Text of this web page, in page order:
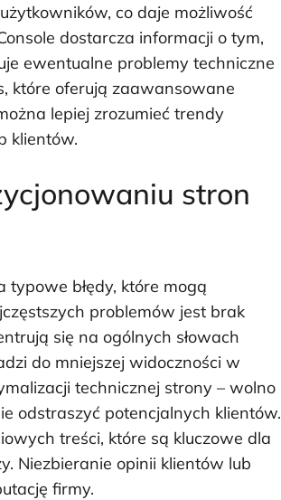
co daje możliwość
dostarcza informacji o tym,
ewentualne problemy techniczne
które oferują zaawansowane
lepiej zrozumieć trendy
klientów.
stron
błędy, które mogą
problemów jest brak
się na ogólnych słowach
do mniejszej widoczności w
technicznej strony – wolno
odstraszyć potencjalnych klientów.
treści, które są kluczowe dla
Niezbieranie opinii klientów lub
firmy.